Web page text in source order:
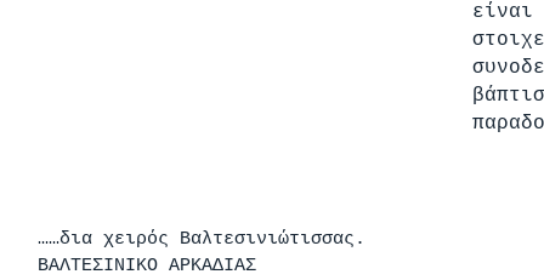
……δια χειρός Βαλτεσινιώτισσας.
ΒΑΛΤΕΣΙΝΙΚΟ ΑΡΚΑΔΙΑΣ